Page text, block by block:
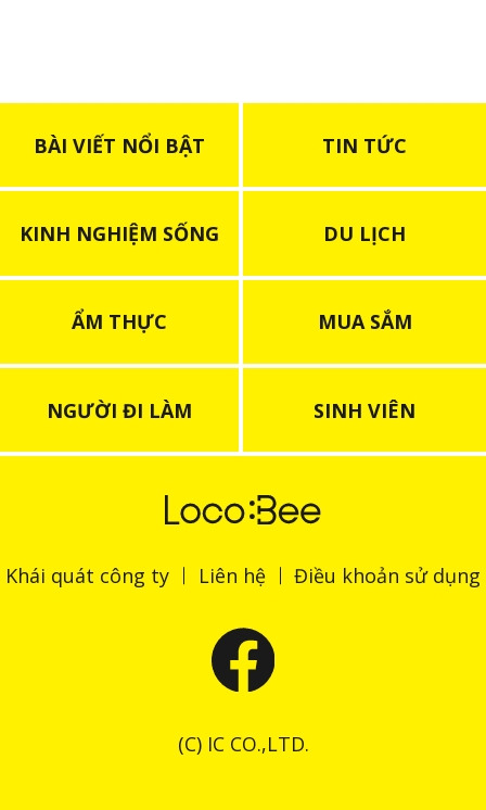
BÀI VIẾT NỔI BẬT TIN TỨC
KINH NGHIỆM SỐNG DU LỊCH
ẨM THỰC MUA SẮM
NGƯỜI ĐI LÀM SINH VIÊN
Khái quát công ty Liên hệ Điều khoản sử dụng
(C) IC CO.,LTD.